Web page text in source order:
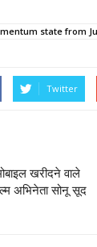
state from
Twitter
खरीदने वाले
अभिनेता सोनू सूद